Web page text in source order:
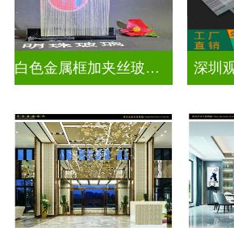
白色金属框加夹丝玻璃怎么安装 深圳